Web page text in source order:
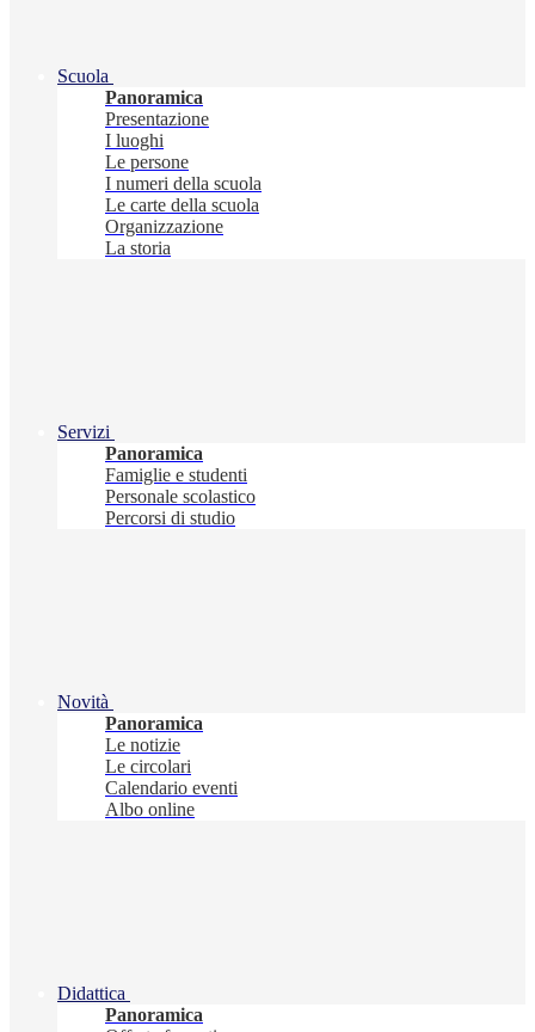
Scuola
Panoramica
Presentazione
I luoghi
Le persone
I numeri della scuola
Le carte della scuola
Organizzazione
La storia
Servizi
Panoramica
Famiglie e studenti
Personale scolastico
Percorsi di studio
Novità
Panoramica
Le notizie
Le circolari
Calendario eventi
Albo online
Didattica
Panoramica